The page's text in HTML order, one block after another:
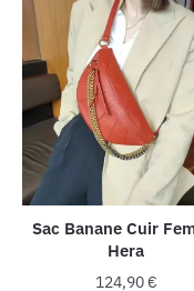
plusieurs
Les
options
peuvent
être
choisies
sur
la
page
du
Sac Banane Cuir
Hera
124,90€